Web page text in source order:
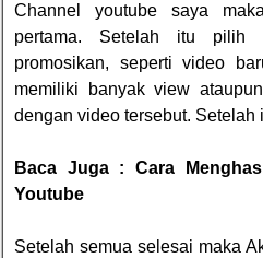
Channel youtube saya
pertama. Setelah itu pilih
promosikan, seperti video
memiliki banyak view
dengan video tersebut. Setelah
Baca Juga :Cara
Youtube
Setelah semua selesai maka